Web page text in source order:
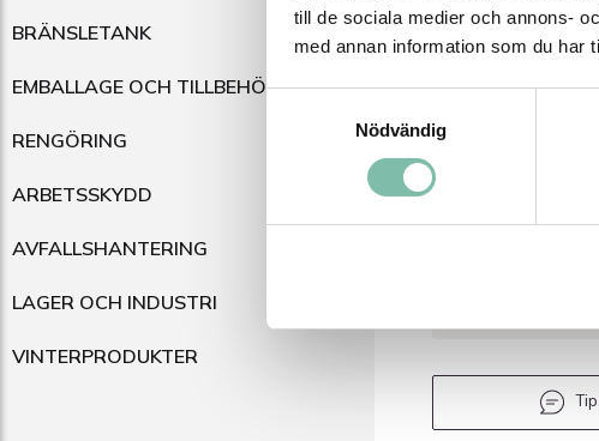
till de sociala medier och annons-
med annan information som du har
Nödvändig
BRÄNSLETANK
EMBALLAGE OCH TILLBEHÖR
RENGÖRING
ARBETSSKYDD
AVFALLSHANTERING
LAGER OCH INDUSTRI
VINTERPRODUKTER
En bärbar
uppsamling av
behållare samt
För att